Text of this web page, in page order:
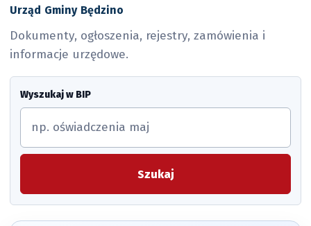
Urząd Gminy Będzino
Dokumenty, ogłoszenia, rejestry, zamówienia i
informacje urzędowe.
Wyszukaj w BIP
Szukaj